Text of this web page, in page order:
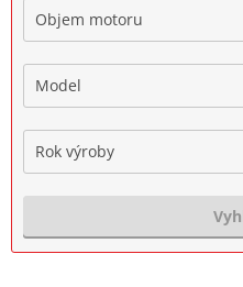
Objem motoru
Model
Rok výroby